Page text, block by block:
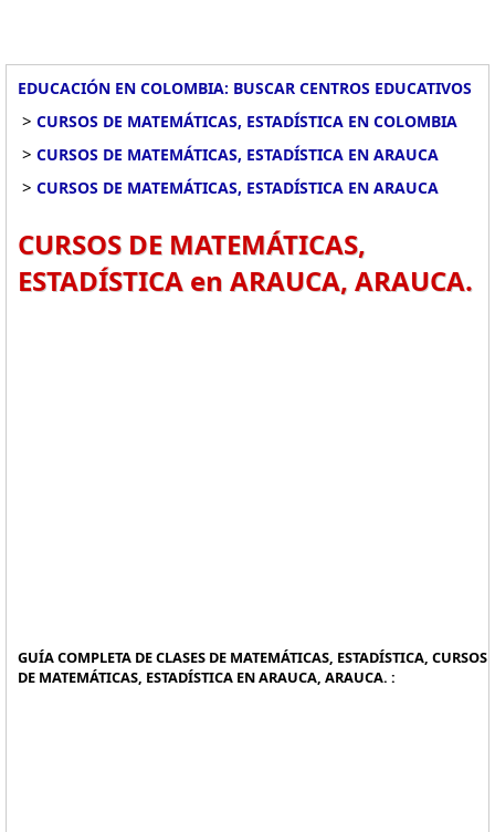
EDUCACIÓN EN COLOMBIA: BUSCAR CENTROS EDUCATIVOS
> CURSOS DE MATEMÁTICAS, ESTADÍSTICA EN COLOMBIA
> CURSOS DE MATEMÁTICAS, ESTADÍSTICA EN ARAUCA
> CURSOS DE MATEMÁTICAS, ESTADÍSTICA EN ARAUCA
CURSOS DE MATEMÁTICAS,
ESTADÍSTICA en ARAUCA, ARAUCA.
GUÍA COMPLETA DE CLASES DE MATEMÁTICAS, ESTADÍSTICA, CURSOS
DE MATEMÁTICAS, ESTADÍSTICA EN ARAUCA, ARAUCA. :